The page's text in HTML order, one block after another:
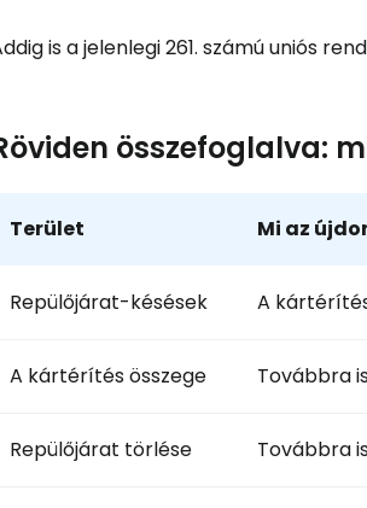
is a jelenlegi 261. számú uniós
összefoglalva:
Terület Mi az
Repülőjárat-késések A
A kártérítés összege Továbbra
Repülőjárat törlése Továbbra